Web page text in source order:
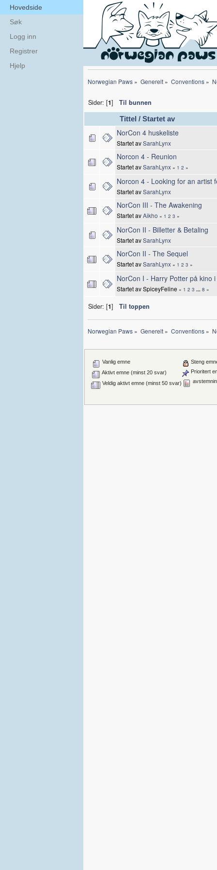
Hovedside
Søk
Logg inn
Registrer
Hjelp
Norwegian Paws » Generelt» Conventions»
Sider: [1] Til bunnen
Tittel /Startet av
NorCon 4 huskeliste
Startet avSarahLynx
Norcon 4 - Reunion
Startet avSarahLynx « 1 2 »
Norcon 4 - Looking for an artist
Startet avSarahLynx
NorCon III - The Awakening
Startet avAikho « 1 2 3 »
NorCon II - Billetter & Betaling
Startet avSarahLynx
NorCon II - The Sequel
Startet avSarahLynx « 1 2 3 »
NorCon I - Harry Potter på kino
Startet av SpiceyFeline « 1 2 3 ... 8 »
Sider: [1] Til toppen
Norwegian Paws » Generelt» Conventions»
Vanlig emne
Aktivt emne (minst 20 svar)
Veldig aktivt emne (minst 50 svar)
Steng
Prioritert